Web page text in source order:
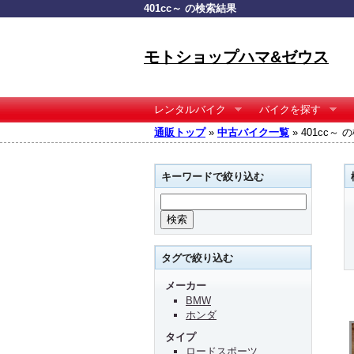
401cc～ の検索結果
モトショップハマ&ゼウス
レンタルバイク
バイクを探す
通販トップ» 中古バイク一覧 » 401cc～
キーワードで絞り込む
タグで絞り込む
メーカー
BMW
ホンダ
タイプ
ロードスポーツ